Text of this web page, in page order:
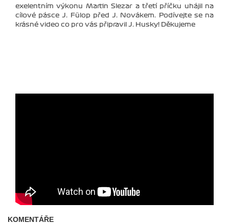
exelentním výkonu Martin Slezar a třetí příčku uhájil na
cílové pásce J. Fülop před J. Novákem. Podívejte se na
krásné video co pro vás připravil J. Husky! Děkujeme
KOMENTÁŘE